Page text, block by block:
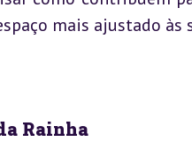
mais ajustado às
Rainha